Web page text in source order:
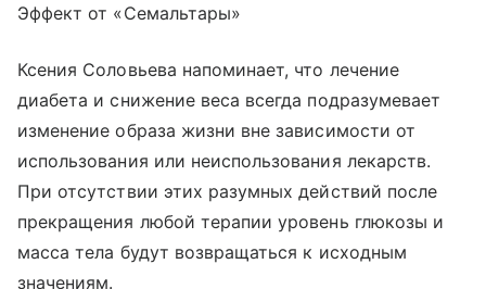
Эффект от «Семальтары»
Ксения Соловьева напоминает, что лечение
диабета и снижение веса всегда подразумевает
изменение образа жизни вне зависимости от
использования или неиспользования лекарств.
При отсутствии этих разумных действий после
прекращения любой терапии уровень глюкозы и
масса тела будут возвращаться к исходным
значениям.